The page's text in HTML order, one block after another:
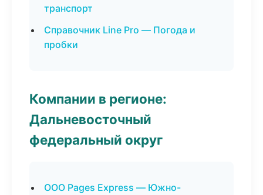
транспорт
Справочник Line Pro — Погода и
пробки
Компании в регионе:
Дальневосточный
федеральный округ
ООО Pages Express — Южно-